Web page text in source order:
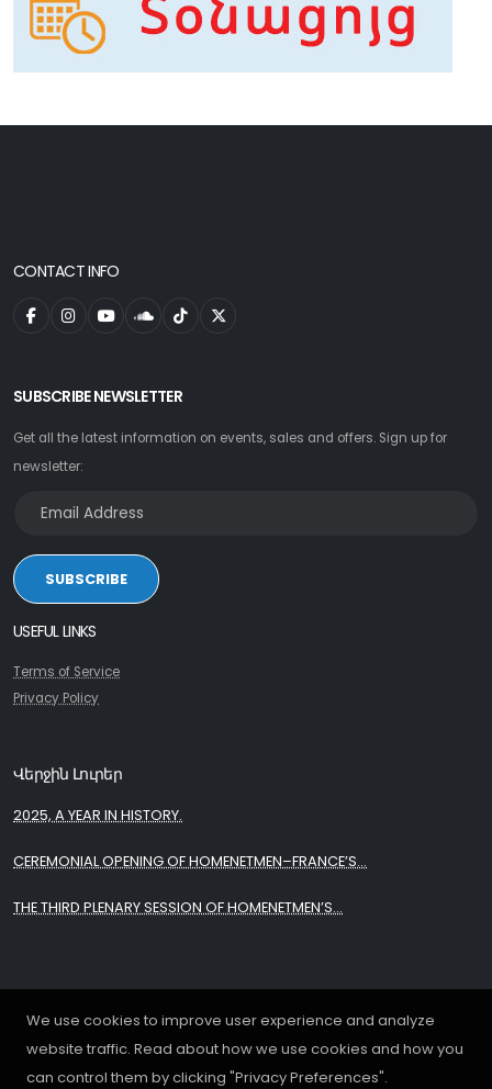
We use cookies to improve user experience and analyze
website traffic. Read about how we use cookies and how you
can control them by clicking "Privacy Preferences".
CONTACT INFO
SUBSCRIBE NEWSLETTER
Get all the latest information on events, sales and offers. Sign up for
newsletter:
SUBSCRIBE
USEFUL LINKS
Terms of Service
Privacy Policy
Վերջին Լուրեր
2025, A YEAR IN HISTORY.
CEREMONIAL OPENING OF HOMENETMEN–FRANCE’S...
THE THIRD PLENARY SESSION OF HOMENETMEN’S...